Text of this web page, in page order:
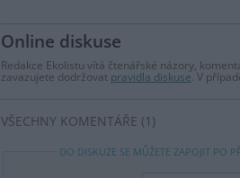
Online diskuse
Redakce Ekolistu vítá čtenářské názory,
zavazujete dodržovat pravidla diskuse. V
VŠECHNY KOMENTÁŘE (1)
DO DISKUZE SE MŮŽETE ZAPOJIT PO